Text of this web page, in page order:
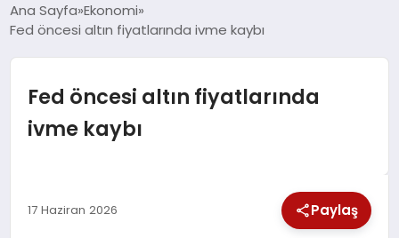
DÜNYA
SPOR
Ana Sayfa Ekonomi
Fed öncesi altın fiyatlarında ivme kaybı
Fed öncesi altın fiyatlarında
ivme kaybı
17 Haziran 2026 Paylaş